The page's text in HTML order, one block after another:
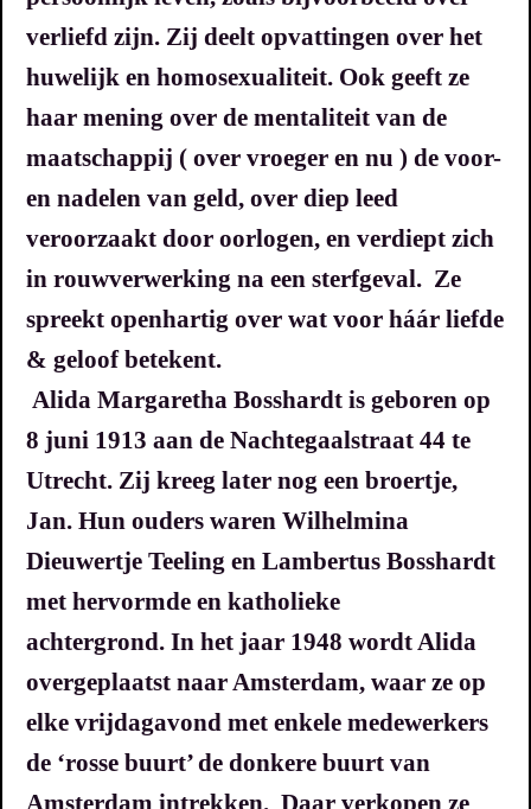
verliefd zijn. Zij deelt opvattingen over het
huwelijk en homosexualiteit. Ook geeft ze
haar mening over de mentaliteit van de
maatschappij ( over vroeger en nu ) de voor-
en nadelen van geld, over diep leed
veroorzaakt door oorlogen, en verdiept zich
in rouwverwerking na een sterfgeval. Ze
spreekt openhartig over wat voor háár liefde
& geloof betekent.
Alida Margaretha Bosshardt is geboren op
8 juni 1913 aan de Nachtegaalstraat 44 te
Utrecht. Zij kreeg later nog een broertje,
Jan. Hun ouders waren Wilhelmina
Dieuwertje Teeling en Lambertus Bosshardt
met hervormde en katholieke
achtergrond. In het jaar 1948 wordt Alida
overgeplaatst naar Amsterdam, waar ze op
elke vrijdagavond met enkele medewerkers
de ‘rosse buurt’ de donkere buurt van
Amsterdam intrekken. Daar verkopen ze